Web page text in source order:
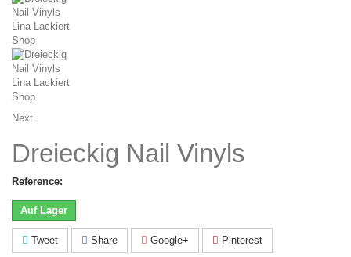
Next
Dreieckig Nail Vinyls
Reference:
Auf Lager
Tweet Share Google+ Pinterest